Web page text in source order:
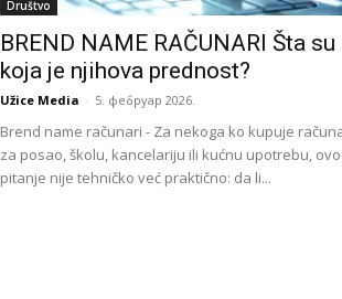
Društvo
BREND NAME RAČUNARI Šta su
koja je njihova prednost?
Užice Media - 5. фебруар 2026.
Brend name računari - Za nekoga ko kupuje
za posao, školu, kancelariju ili kućnu upotrebu, ovo
pitanje nije tehničko već praktično: da li...